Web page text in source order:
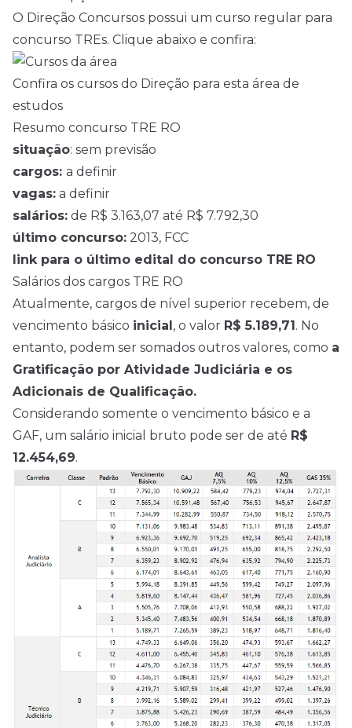
O Direção Concursos possui um curso regular para
concurso TREs. Clique abaixo e confira:
Confira os cursos do Direção para esta área de
estudos
Resumo concurso TRE RO
situação: sem previsão
cargos: a definir
vagas: a definir
salários: de R$ 3.163,07 até R$ 7.792,30
último concurso: 2013, FCC
link para o último edital do concurso TRE RO
Salários dos cargos TRE RO
Atualmente, cargos de nível superior recebem, de
vencimento básico inicial, o valor R$ 5.189,71. No
entanto, podem ser somados outros valores, como a
Gratificação por Atividade Judiciária e os
Adicionais de Qualificação.
Considerando somente o vencimento básico e a
GAF, um salário inicial bruto pode ser de até R$
12.454,69.